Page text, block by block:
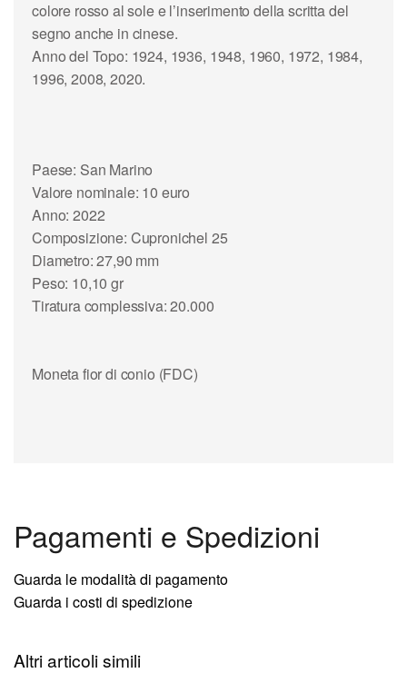
colore rosso al sole e l’inserimento della scritta del
segno anche in cinese.
Anno del Topo: 1924, 1936, 1948, 1960, 1972, 1984,
1996, 2008, 2020.
Paese: San Marino
Valore nominale: 10 euro
Anno: 2022
Composizione: Cupronichel 25
Diametro: 27,90 mm
Peso: 10,10 gr
Tiratura complessiva: 20.000
Moneta fior di conio (FDC)
Pagamenti e Spedizioni
Guarda le modalità di pagamento
Guarda i costi di spedizione
Altri articoli simili